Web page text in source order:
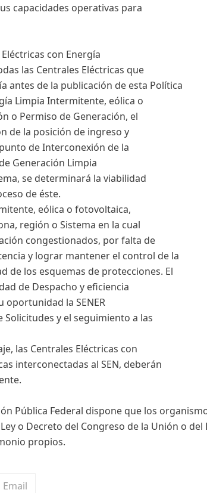
capacidades operativas para
con Energía
las Centrales Eléctricas que
antes de la publicación de esta Política
Limpia Intermitente, eólica o
o Permiso de Generación, el
de la posición de ingreso y
de Interconexión de la
Generación Limpia
se determinará la viabilidad
de éste.
eólica o fotovoltaica,
región o Sistema en la cual
congestionados, por falta de
y lograr mantener el control de la
de los esquemas de protecciones. El
de Despacho y eficiencia
oportunidad la SENER
y el seguimiento a las
las Centrales Eléctricas con
interconectadas al SEN, deberán
Pública Federal dispone que los
o Decreto del Congreso de la Unión o del
propios.
Email